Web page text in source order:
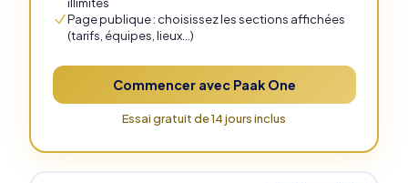
Page publique : choisissez les sections affichées
(tarifs, équipes, lieux…)
Commencer avec Paak One
Essai gratuit de 14 jours inclus